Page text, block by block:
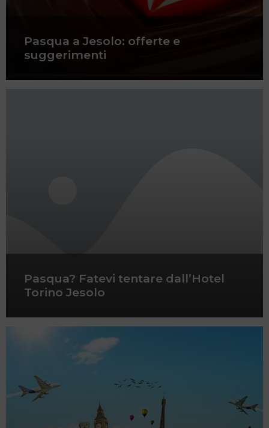
Pasqua a Jesolo: offerte e
suggerimenti
Pasqua? Fatevi tentare dall’Hotel
Torino Jesolo